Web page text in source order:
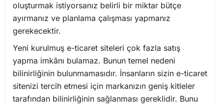
oluşturmak istiyorsanız belirli bir miktar bütçe
ayırmanız ve planlama çalışması yapmanız
gerekecektir.
Yeni kurulmuş e-ticaret siteleri çok fazla satış
yapma imkânı bulamaz. Bunun temel nedeni
bilinirliğinin bulunmamasıdır. İnsanların sizin e-ticaret
sitenizi tercih etmesi için markanızın geniş kitleler
tarafından bilinirliğinin sağlanması gereklidir. Bunu